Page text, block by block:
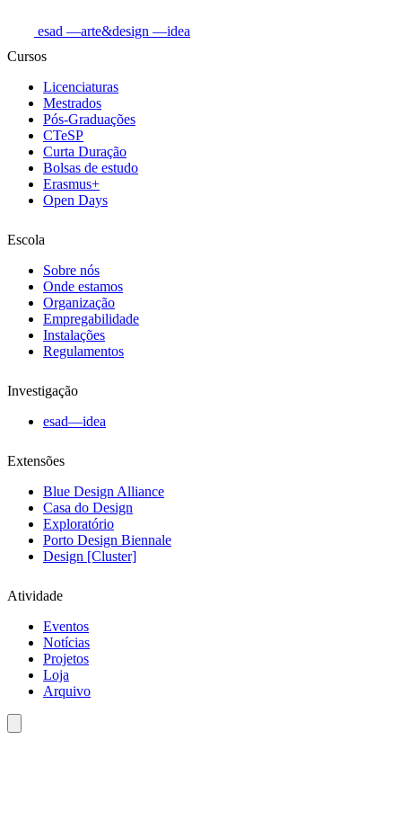
esad —arte&design —idea
Cursos
Licenciaturas
Mestrados
Pós-Graduações
CTeSP
Curta Duração
Bolsas de estudo
Erasmus+
Open Days
Escola
Sobre nós
Onde estamos
Organização
Empregabilidade
Instalações
Regulamentos
Investigação
esad—idea
Extensões
Blue Design Alliance
Casa do Design
Exploratório
Porto Design Biennale
Design [Cluster]
Atividade
Eventos
Notícias
Projetos
Loja
Arquivo